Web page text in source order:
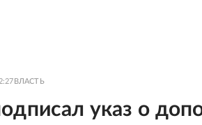
ВЛАСТЬ
указ о